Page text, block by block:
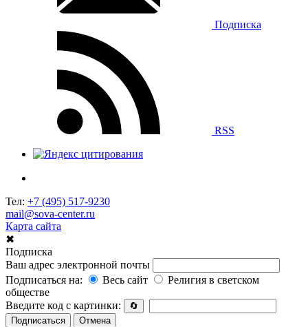
Подписка
RSS
Тел: +7 (495) 517-9230
mail@sova-center.ru
Карта сайта
✖
Подписка
Ваш адрес электронной почты
Подписаться на:
Весь сайт
Религия в светском
обществе
Введите код с картинки:
🔄
Подписаться
Отмена